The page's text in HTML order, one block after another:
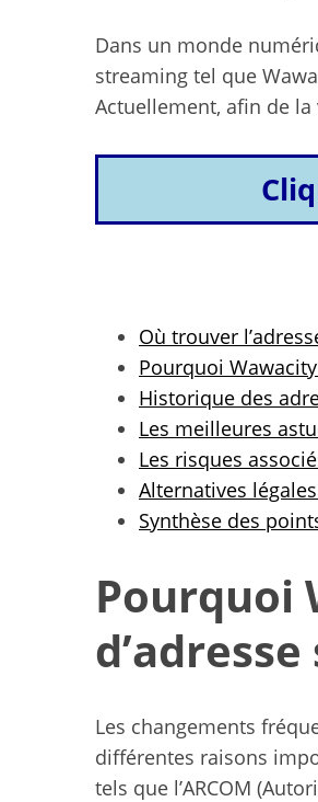
Dans un monde
streaming tel que
Actuellement, afin de
Où trouver
Pourquoi
Historique des
Les meilleures
Les risques
Alternatives
Synthèse des
Pourquoi
Les changements
différentes raisons
tels que l’ARCOM